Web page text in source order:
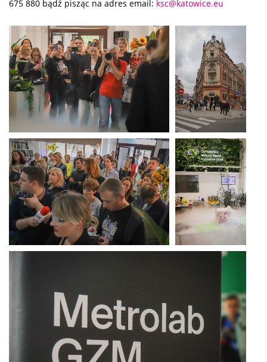
675 880 bądź pisząc na adres email: ksc@katowice.eu